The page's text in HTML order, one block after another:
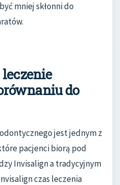
mniej skłonni do
do
jest jednym z
pacjenci biorą pod
Invisalign a tradycyjnym
czas leczenia